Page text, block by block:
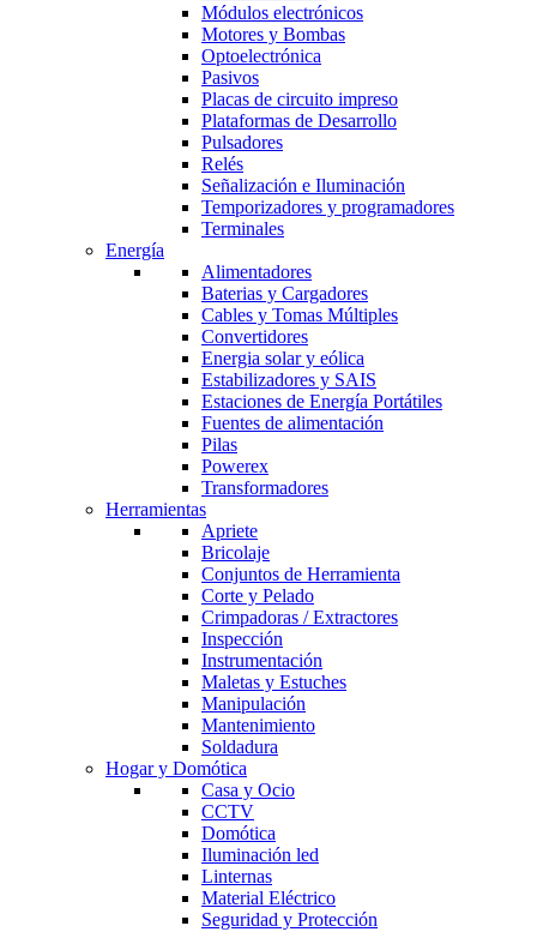
Módulos electrónicos
Motores y Bombas
Optoelectrónica
Pasivos
Placas de circuito impreso
Plataformas de Desarrollo
Pulsadores
Relés
Señalización e Iluminación
Temporizadores y programadores
Terminales
Energía
Alimentadores
Baterias y Cargadores
Cables y Tomas Múltiples
Convertidores
Energia solar y eólica
Estabilizadores y SAIS
Estaciones de Energía Portátiles
Fuentes de alimentación
Pilas
Powerex
Transformadores
Herramientas
Apriete
Bricolaje
Conjuntos de Herramienta
Corte y Pelado
Crimpadoras / Extractores
Inspección
Instrumentación
Maletas y Estuches
Manipulación
Mantenimiento
Soldadura
Hogar y Domótica
Casa y Ocio
CCTV
Domótica
Iluminación led
Linternas
Material Eléctrico
Seguridad y Protección